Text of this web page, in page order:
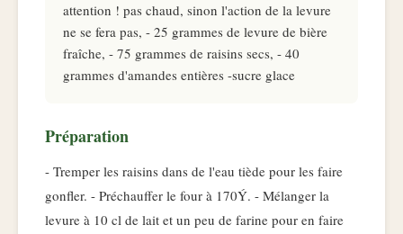
attention ! pas chaud, sinon l'action de la levure
ne se fera pas, - 25 grammes de levure de bière
fraîche, - 75 grammes de raisins secs, - 40
grammes d'amandes entières -sucre glace
Préparation
- Tremper les raisins dans de l'eau tiède pour les faire
gonfler. - Préchauffer le four à 170Ý. - Mélanger la
levure à 10 cl de lait et un peu de farine pour en faire